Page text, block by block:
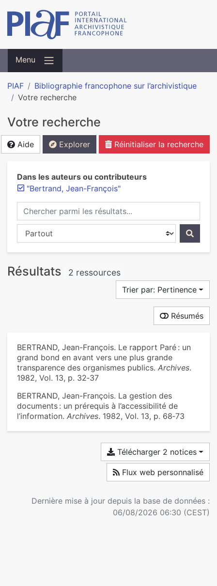
Menu
PIAF
Bibliographie francophone sur l’archivistique
Votre recherche
Votre recherche
Aide Explorer Réinitialiser la recherche
Dans les auteurs ou contributeurs
"Bertrand, Jean-François"
Chercher parmi les résultats...
Chercher dans...
Résultats 2 ressources
Trier par: Pertinence
Résumés
BERTRAND, Jean-François. Le rapport Paré : un
grand bond en avant vers une plus grande
transparence des organismes publics. Archives.
1982, Vol. 13, p. 32‑37
BERTRAND, Jean-François. La gestion des
documents : un prérequis à l’accessibilité de
l’information. Archives. 1982, Vol. 13, p. 68‑73
Télécharger 2 notices
Flux web personnalisé
Dernière mise à jour depuis la base de données :
06/08/2026 06:30 (CEST)